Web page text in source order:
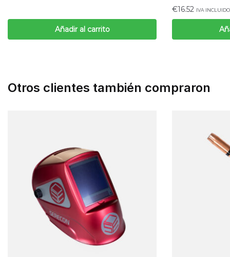
Añadir al carrito
€16.52 IVA INCLUIDO
Otros clientes también compraron